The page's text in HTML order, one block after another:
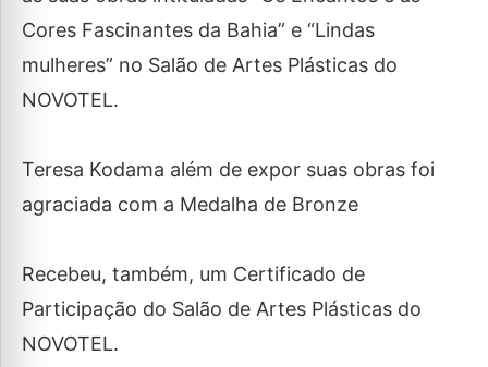
Cores Fascinantes da Bahia” e “Lindas
mulheres” no Salão de Artes Plásticas do
NOVOTEL.
Teresa Kodama além de expor suas obras foi
agraciada com a Medalha de Bronze
Recebeu, também, um Certificado de
Participação do Salão de Artes Plásticas do
NOVOTEL.